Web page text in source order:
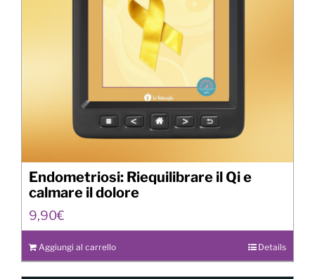
Endometriosi: Riequilibrare il Qi e
calmare il dolore
9,90€
Aggiungi al carrello Details